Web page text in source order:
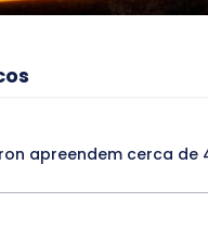
apreendem cerca de